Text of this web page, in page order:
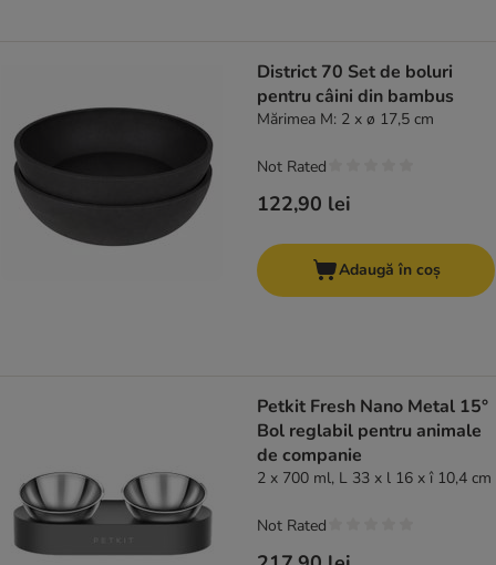
District 70 Set de boluri
pentru câini din bambus
Mărimea M: 2 x ø 17,5 cm
122,90 lei
Not Rated
Adaugă în coș
Petkit Fresh Nano Metal 15°
Bol reglabil pentru animale
de companie
2 x 700 ml, L 33 x l 16 x î 10,4 cm
Not Rated